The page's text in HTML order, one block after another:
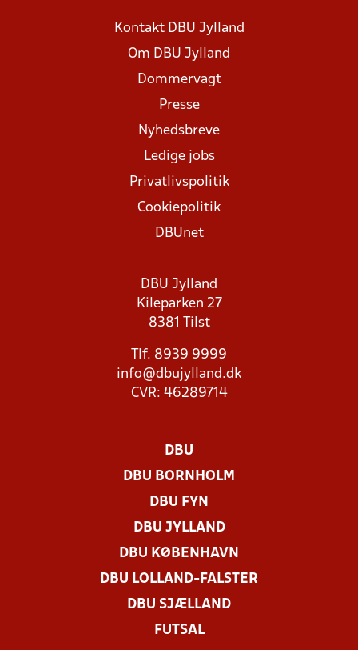
Kontakt DBU Jylland
Om DBU Jylland
Dommervagt
Presse
Nyhedsbreve
Ledige jobs
Privatlivspolitik
Cookiepolitik
DBUnet
DBU Jylland
Kileparken 27
8381 Tilst
Tlf. 8939 9999
info@dbujylland.dk
CVR: 46289714
DBU
DBU BORNHOLM
DBU FYN
DBU JYLLAND
DBU KØBENHAVN
DBU LOLLAND-FALSTER
DBU SJÆLLAND
FUTSAL